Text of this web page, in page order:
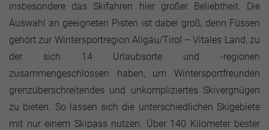
insbesondere das Skifahren hier großer Beliebtheit. Die
Auswahl an geeigneten Pisten ist dabei groß, denn Füssen
gehört zur Wintersportregion Allgäu/Tirol – Vitales Land, zu
der sich 14 Urlaubsorte und -regionen
zusammengeschlossen haben, um Wintersportfreunden
grenzüberschreitendes und unkompliziertes Skivergnügen
zu bieten. So lassen sich die unterschiedlichen Skigebiete
mit nur einem Skipass nutzen. Über 140 Kilometer bester